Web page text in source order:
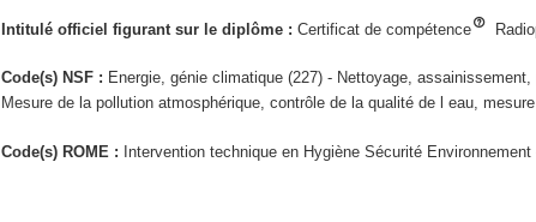
Intitulé officiel figurant sur le diplôme :Certificat de compétence
Code(s) NSF : Energie, génie climatique (227) - Nettoyage,
Mesure de la pollution atmosphérique, contrôle de la qualité de l eau,
Code(s) ROME : Intervention technique en Hygiène Sécurité